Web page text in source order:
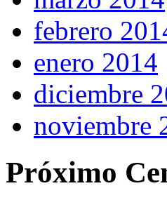
febrero
enero 2014
diciembre
noviembre
Próximo